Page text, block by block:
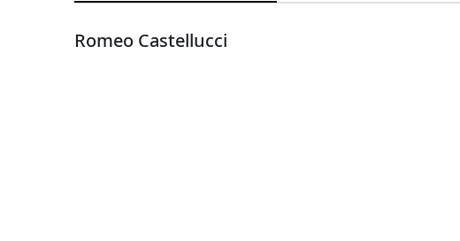
Romeo Castellucci